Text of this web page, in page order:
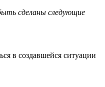
сделаны следующие
в создавшейся ситуации